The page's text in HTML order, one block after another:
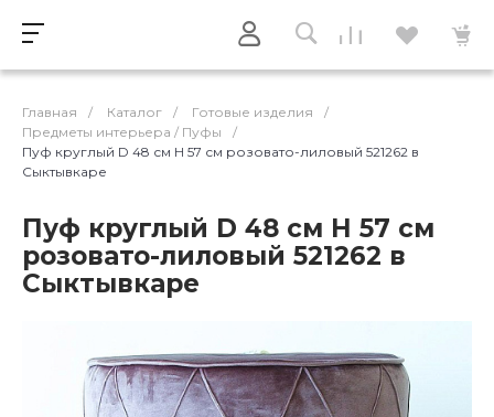
Главная / Каталог / Готовые изделия
/
Предметы интерьера / Пуфы
/
Пуф круглый D 48 см H 57 см розовато-лиловый 521262 в
Сыктывкаре
Пуф круглый D 48 см H 57 см
розовато-лиловый 521262 в
Сыктывкаре